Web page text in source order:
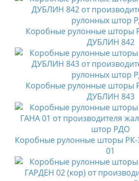
Коробные рулонные шторы
ДУБЛИН 842
Коробные рулонные шторы
ДУБЛИН 843
Коробные рулонные шторы РК-
01